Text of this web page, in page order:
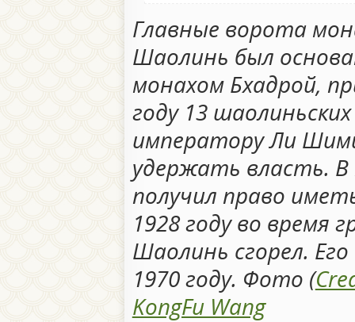
Главные ворота
Шаолинь был
монахом Бхадрой,
году 13
императору Ли
удержать власть.
получил право
1928 году во время
Шаолинь сгорел.
1970 году. Фото (
KongFu Wang